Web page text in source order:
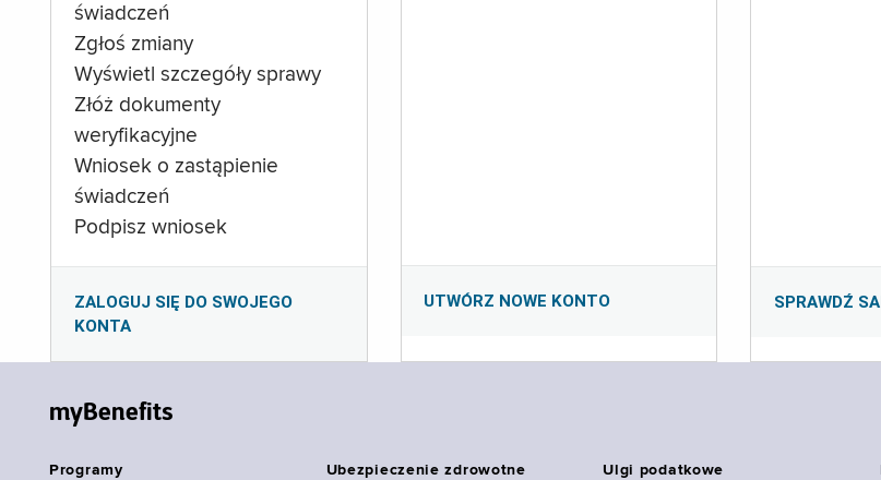
świadczeń
Zgłoś zmiany
Wyświetl szczegóły sprawy
Złóż dokumenty
weryfikacyjne
Wniosek o zastąpienie
świadczeń
Podpisz wniosek
ZALOGUJ SIĘ DO SWOJEGO
KONTA
UTWÓRZ NOWE KONTO SPRAWDŹ
myBenefits
Programy Ubezpieczenie zdrowotne Ulgi podatkowe